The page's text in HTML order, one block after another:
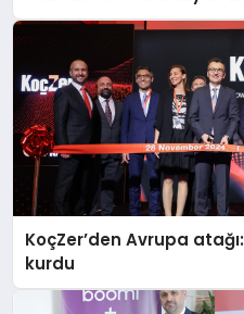
araya geliyor
KoçZer’den Avrupa
kurdu